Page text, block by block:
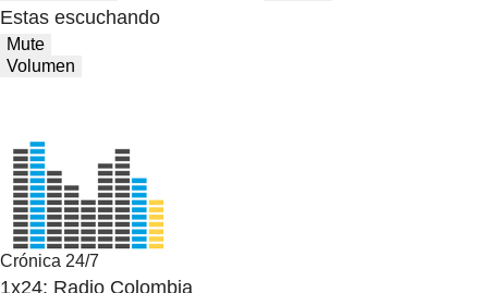
Estas escuchando
Mute
Volumen
Crónica 24/7
1x24: Radio Colombia